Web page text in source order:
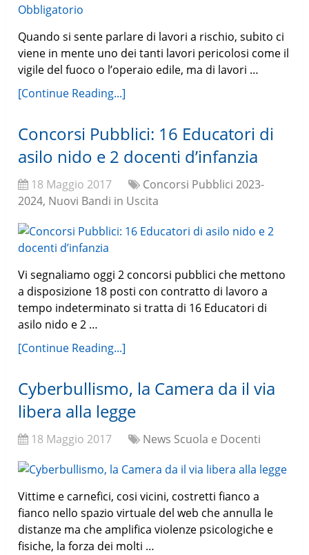
Quando si sente parlare di lavori a rischio, subito ci
viene in mente uno dei tanti lavori pericolosi come il
vigile del fuoco o l’operaio edile, ma di lavori …
[Continue Reading...]
Concorsi Pubblici: 16 Educatori di
asilo nido e 2 docenti d’infanzia
18 Maggio 2017
Concorsi Pubblici 2023-
2024, Nuovi Bandi in Uscita
Vi segnaliamo oggi 2 concorsi pubblici che mettono
a disposizione 18 posti con contratto di lavoro a
tempo indeterminato si tratta di 16 Educatori di
asilo nido e 2 …
[Continue Reading...]
Cyberbullismo, la Camera da il via
libera alla legge
18 Maggio 2017 News Scuola e Docenti
Vittime e carnefici, cosi vicini, costretti fianco a
fianco nello spazio virtuale del web che annulla le
distanze ma che amplifica violenze psicologiche e
fisiche, la forza dei molti …